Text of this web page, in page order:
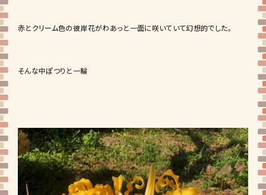
赤とクリーム色の彼岸花がわあっと一面に咲いていて幻想的でした。
そんな中ぽつりと一輪